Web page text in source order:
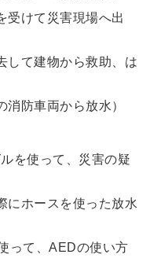
受けて災害現場へ出
して建物から救助、は
防車両から放水）
を使って、災害の疑
にホースを使った放水
って、AEDの使い方